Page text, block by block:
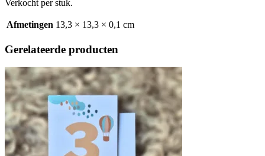
Verkocht per stuk.
Afmetingen 13,3 × 13,3 × 0,1 cm
Gerelateerde producten